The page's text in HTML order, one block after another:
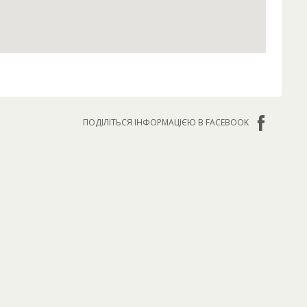
ПОДІЛІТЬСЯ ІНФОРМАЦІЄЮ В FACEBOOK